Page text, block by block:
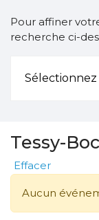
Pour affiner
recherche ci-
Tessy-
Effacer
Aucun